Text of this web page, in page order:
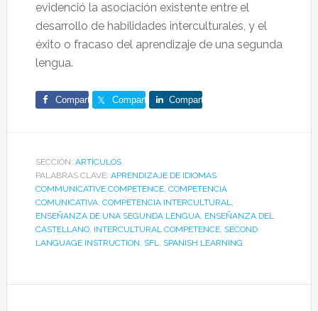
evidenció la asociación existente entre el
desarrollo de habilidades interculturales, y el
éxito o fracaso del aprendizaje de una segunda
lengua.
Comparte Comparte Comparte
SECCIÓN: ARTÍCULOS
PALABRAS CLAVE: APRENDIZAJE DE IDIOMAS,
COMMUNICATIVE COMPETENCE, COMPETENCIA
COMUNICATIVA, COMPETENCIA INTERCULTURAL,
ENSEÑANZA DE UNA SEGUNDA LENGUA, ENSEÑANZA DEL
CASTELLANO, INTERCULTURAL COMPETENCE, SECOND
LANGUAGE INSTRUCTION, SFL, SPANISH LEARNING